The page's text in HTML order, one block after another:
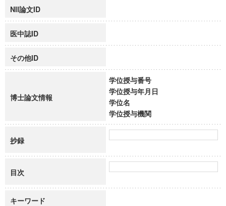
NII論文ID
医中誌ID
その他ID
博士論文情報
学位授与番号
学位授与年月日
学位名
学位授与機関
抄録
目次
キーワード